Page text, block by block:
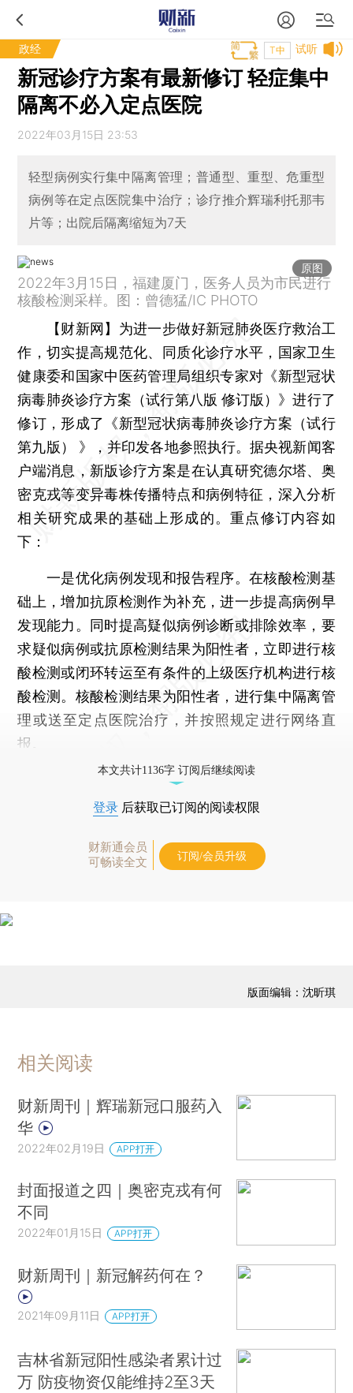
政经 试听
T中
新冠诊疗方案有最新修订 轻症集中
隔离不必入定点医院
2022年03月15日 23:53
轻型病例实行集中隔离管理；普通型、重型、危重型
病例等在定点医院集中治疗；诊疗推介辉瑞利托那韦
片等；出院后隔离缩短为7天
原图
2022年3月15日，福建厦门，医务人员为市民进行
核酸检测采样。图：曾德猛/IC PHOTO
【财新网】 为进一步做好新冠肺炎医疗救治工
作，切实提高规范化、同质化诊疗水平，国家卫生
健康委和国家中医药管理局组织专家对《新型冠状
病毒肺炎诊疗方案（试行第八版 修订版）》进行了
修订，形成了《新型冠状病毒肺炎诊疗方案（试行
第九版） 》，并印发各地参照执行。据央视新闻客
户端消息，新版诊疗方案是在认真研究德尔塔、奥
密克戎等变异毒株传播特点和病例特征，深入分析
相关研究成果的基础上形成的。重点修订内容如
下：
一是优化病例发现和报告程序。 在核酸检测基
础上，增加抗原检测作为补充，进一步提高病例早
发现能力。同时提高疑似病例诊断或排除效率，要
求疑似病例或抗原检测结果为阳性者，立即进行核
酸检测或闭环转运至有条件的上级医疗机构进行核
酸检测。核酸检测结果为阳性者，进行集中隔离管
理或送至定点医院治疗，并按照规定进行网络直
报。
本文共计1136字 订阅后继续阅读
登录 后获取已订阅的阅读权限
财新通会员
可畅读全文
订阅/会员升级
版面编辑：沈昕琪
相关阅读
财新周刊｜辉瑞新冠口服药入
华
2022年02月19日 APP打开
封面报道之四｜奥密克戎有何
不同
2022年01月15日 APP打开
财新周刊｜新冠解药何在？
2021年09月11日 APP打开
吉林省新冠阳性感染者累计过
万 防疫物资仅能维持2至3天